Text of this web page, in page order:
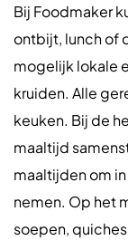
Bij Foodmaker
ontbijt, lunch of
mogelijk lokale
kruiden. Alle
keuken. Bij de
maaltijd
maaltijden om
nemen. Op het
soepen,